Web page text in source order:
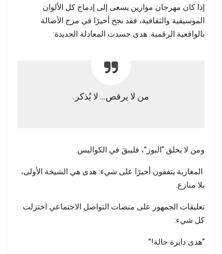
إذا كان مهرجان موازين يسعى إلى إدماج كل الألوان
الموسيقية والثقافية، فقد نجح أخيرًا في مزج الأصالة
بالواقعية الرقمية. هدى جسدت المعادلة الجديدة:
من لا يرقص… لا يُذكر.
ومن لا يخلق “البوز”، فليبقَ في الكواليس.
المغاربة يتفقون أخيرًا على شيء: هدى هي الشيخة الأولى،
بلا منازع.
تعليقات الجمهور على منصات التواصل الاجتماعي اختزلت
كل شيء:
“هدى دايرة حالة!”